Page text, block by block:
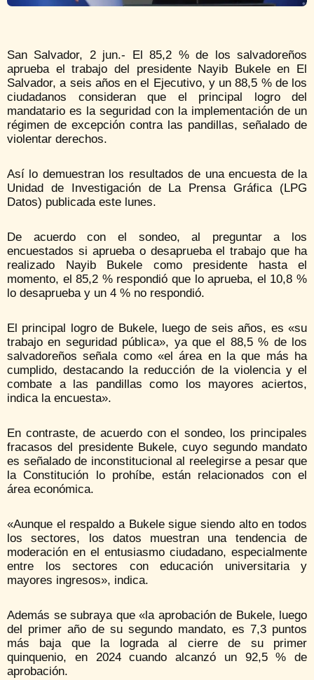
San Salvador, 2 jun.- El 85,2 % de los salvadoreños
aprueba el trabajo del presidente Nayib Bukele en El
Salvador, a seis años en el Ejecutivo, y un 88,5 % de los
ciudadanos consideran que el principal logro del
mandatario es la seguridad con la implementación de un
régimen de excepción contra las pandillas, señalado de
violentar derechos.
Así lo demuestran los resultados de una encuesta de la
Unidad de Investigación de La Prensa Gráfica (LPG
Datos) publicada este lunes.
De acuerdo con el sondeo, al preguntar a los
encuestados si aprueba o desaprueba el trabajo que ha
realizado Nayib Bukele como presidente hasta el
momento, el 85,2 % respondió que lo aprueba, el 10,8 %
lo desaprueba y un 4 % no respondió.
El principal logro de Bukele, luego de seis años, es «su
trabajo en seguridad pública», ya que el 88,5 % de los
salvadoreños señala como «el área en la que más ha
cumplido, destacando la reducción de la violencia y el
combate a las pandillas como los mayores aciertos,
indica la encuesta».
En contraste, de acuerdo con el sondeo, los principales
fracasos del presidente Bukele, cuyo segundo mandato
es señalado de inconstitucional al reelegirse a pesar que
la Constitución lo prohíbe, están relacionados con el
área económica.
«Aunque el respaldo a Bukele sigue siendo alto en todos
los sectores, los datos muestran una tendencia de
moderación en el entusiasmo ciudadano, especialmente
entre los sectores con educación universitaria y
mayores ingresos», indica.
Además se subraya que «la aprobación de Bukele, luego
del primer año de su segundo mandato, es 7,3 puntos
más baja que la lograda al cierre de su primer
quinquenio, en 2024 cuando alcanzó un 92,5 % de
aprobación.